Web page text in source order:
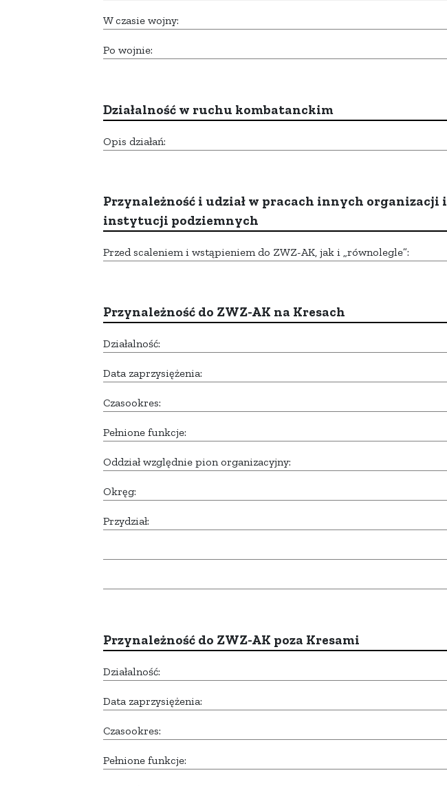
W czasie wojny:
Po wojnie:
Działalność w ruchu kombatanckim
Opis działań:
Przynależność i udział w pracach innych organizacji i
instytucji podziemnych
Przed scaleniem i wstąpieniem do ZWZ-AK, jak i „równolegle”:
Przynależność do ZWZ-AK na Kresach
Działalność:
Data zaprzysiężenia:
Czasookres:
Pełnione funkcje:
Oddział względnie pion organizacyjny:
Okręg:
Przydział:
Przynależność do ZWZ-AK poza Kresami
Działalność:
Data zaprzysiężenia:
Czasookres:
Pełnione funkcje: